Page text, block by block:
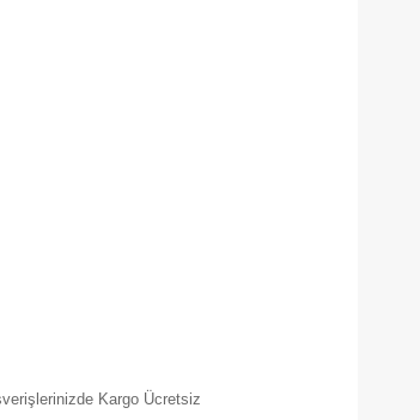
Kargo Ücretsiz